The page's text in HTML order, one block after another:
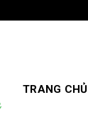
TRANG CHỦ